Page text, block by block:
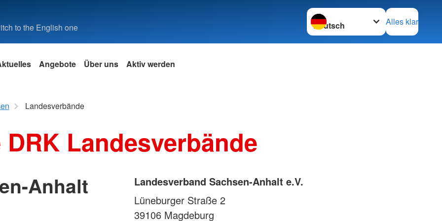
to the English one
Sprache wechseln zu
Alles klar
Angebote Über uns
Spalte 5
Aktiv werden
Landesverbände
DRK Landesverbände
Anhalt
Landesverband Sachsen-Anhalt e.V.
Lüneburger Straße 2
39106 Magdeburg